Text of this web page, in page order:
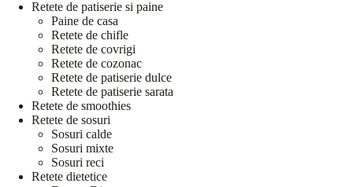
Retete de patiserie si paine
Paine de casa
Retete de chifle
Retete de covrigi
Retete de cozonac
Retete de patiserie dulce
Retete de patiserie sarata
Retete de smoothies
Retete de sosuri
Sosuri calde
Sosuri mixte
Sosuri reci
Retete dietetice